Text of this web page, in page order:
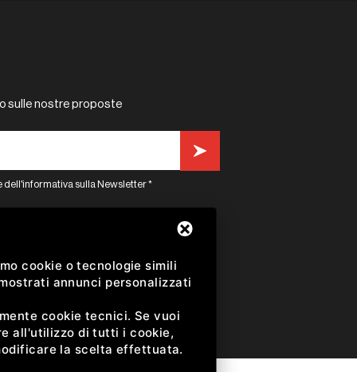
sulle nostre proposte
dell'informativa sulla Newsletter *
cookie o tecnologie simili
annunci personalizzati
cookie tecnici. Se vuoi
all'utilizzo di tutti i cookie,
la scelta effettuata.